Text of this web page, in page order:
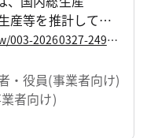
産等を推計してお
などを明らかにしhttps://www.my.metro.tokyo.lg.jp/w/003-20260327-249477754
・役員(事業者向け)
者向け)